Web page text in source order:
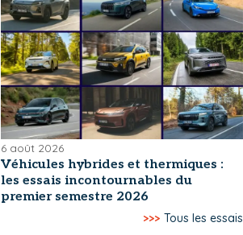
6 août 2026
Véhicules hybrides et thermiques :
les essais incontournables du
premier semestre 2026
>>> Tous les essais